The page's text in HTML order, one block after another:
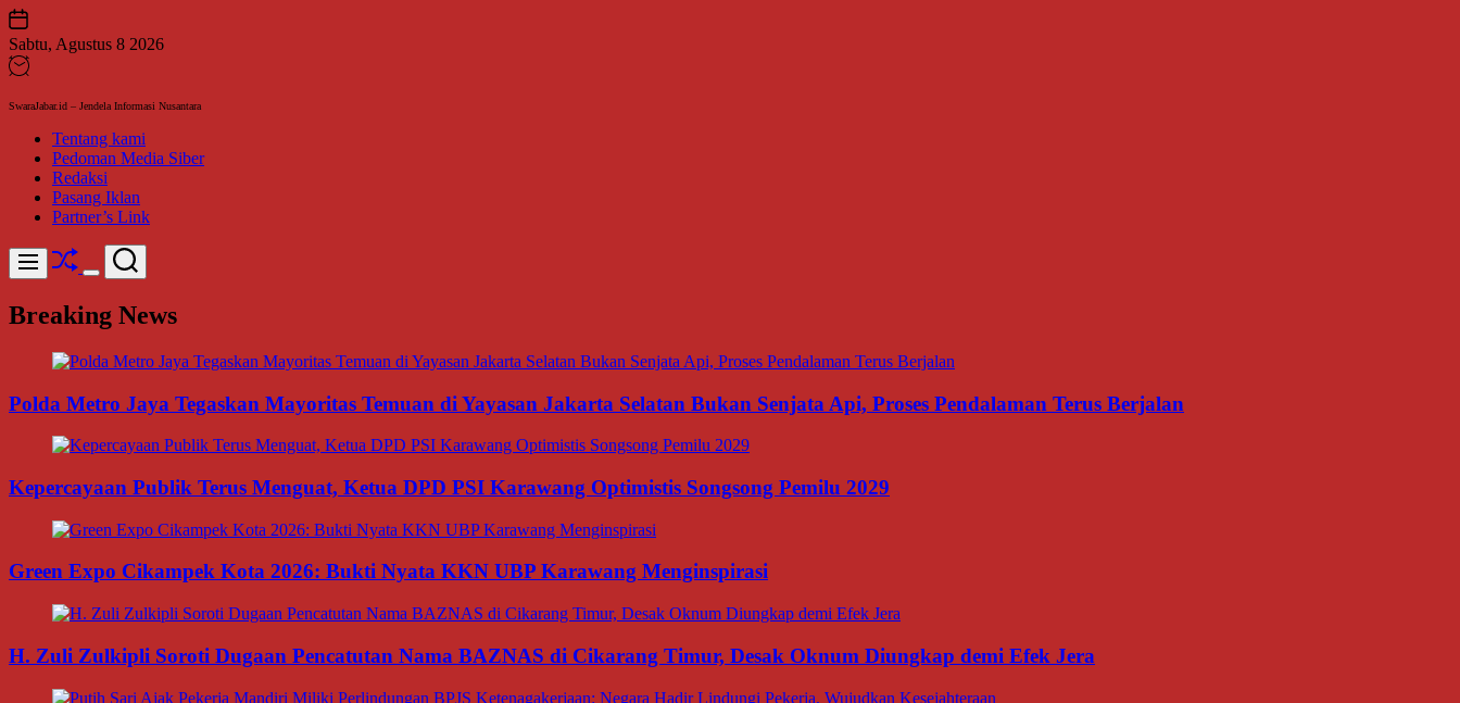
Skip
to
content
Sabtu, Agustus 8 2026
SwaraJabar.id – Jendela Informasi Nusantara
Tentang kami
Pedoman Media Siber
Redaksi
Pasang Iklan
Partner’s Link
Menu Shuffle
Switch
mode
Search
Breaking News
Polda Metro Jaya Tegaskan Mayoritas Temuan di Yayasan Jakarta Selatan Bukan Senjata Api, Proses Pendalaman Terus Berjalan
Kepercayaan Publik Terus Menguat, Ketua DPD PSI Karawang Optimistis Songsong Pemilu 2029
Green Expo Cikampek Kota 2026: Bukti Nyata KKN UBP Karawang Menginspirasi
H. Zuli Zulkipli Soroti Dugaan Pencatutan Nama BAZNAS di Cikarang Timur, Desak Oknum Diungkap demi Efek Jera